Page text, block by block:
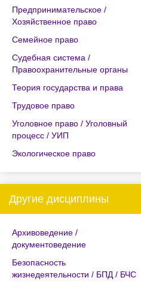
Предпринимательское /
Хозяйственное право
Семейное право
Судебная система /
Правоохранительные органы
Теория государства и права
Трудовое право
Уголовное право / Уголовный
процесс / УИП
Экологическое право
Другие дисциплины
Архивоведение /
документоведение
Безопасность
жизнедеятельности / БПД / БЧС